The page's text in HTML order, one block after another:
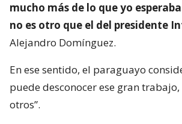
mucho más de lo que yo
no es otro que el del presidente
Alejandro Domínguez.
En ese sentido, el paraguayo
puede desconocer ese gran
otros”.